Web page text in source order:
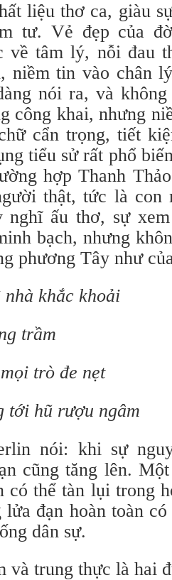
liệu thơ ca, giàu
tư. Vẻ đẹp của
về tâm lý, nỗi đau
niềm tin vào chân
nói ra, và
công khai, nhưng
cẩn trọng, tiết
tiểu sử rất phổ
hợp Thanh
thật, tức là con
nghĩ ấu thơ, sự
bạch, nhưng
phương Tây như
nhà khắc khoải
trầm
trò đe nẹt
tới hũ rượu ngâm
nói: khi sự
cũng tăng lên.
có thể tàn lụi trong
lửa đạn hoàn toàn
dân sự.
và trung thực là hai